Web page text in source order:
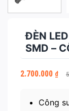
ĐÈN
SMD –
Giá
gốc
2.700.000 ₫
Giá
hiện
2.700.000 ₫.
Công